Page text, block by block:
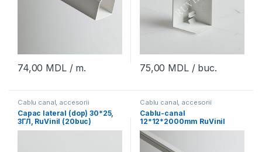
74,00 MDL/ m. 75,00 MDL/ buc.
Cablu canal, accesorii
Capac lateral (dop) 30*25,
ЗГЛ, RuVinil (20buc)
Cablu canal, accesorii
Cablu-canal
12*12*2000mm RuVinil
(120m)